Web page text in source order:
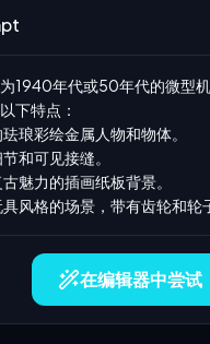
1940年代或50年代的微型
下特点：
琅彩绘金属人物和物体。
和可见接缝。
魅力的插画纸板背景。
风格的场景，带有齿轮和轮
在编辑器中尝试